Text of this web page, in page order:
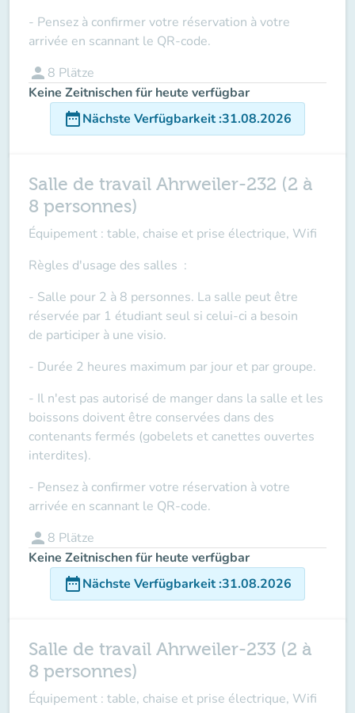
- Pensez à confirmer votre réservation à votre
arrivée en scannant le QR-code.
person 8 Plätze
Keine Zeitnischen für heute verfügbar
date_rangeNächste Verfügbarkeit:31.08.2026
Salle de travail Ahrweiler-232 (2 à
8 personnes)
Équipement : table, chaise et prise électrique, Wifi
Règles d'usage des salles :
- Salle pour 2 à 8 personnes. La salle peut être
réservée par 1 étudiant seul si celui-ci a besoin
de participer à une visio.
- Durée 2 heures maximum par jour et par groupe.
- Il n'est pas autorisé de manger dans la salle et les
boissons doivent être conservées dans des
contenants fermés (gobelets et canettes ouvertes
interdites).
- Pensez à confirmer votre réservation à votre
arrivée en scannant le QR-code.
person 8 Plätze
Keine Zeitnischen für heute verfügbar
date_rangeNächste Verfügbarkeit:31.08.2026
Salle de travail Ahrweiler-233 (2 à
8 personnes)
Équipement : table, chaise et prise électrique, Wifi